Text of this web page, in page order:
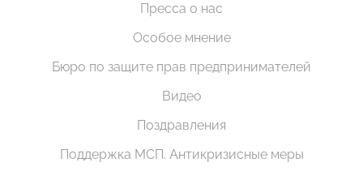
Пресса о нас
Особое мнение
Бюро по защите прав предпринимателей
Видео
Поздравления
Поддержка МСП. Антикризисные меры